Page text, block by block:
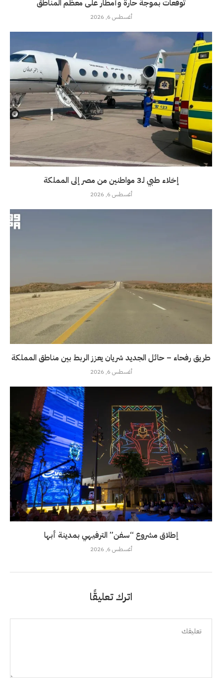
توقعات بموجة حارة وأمطار على معظم المناطق
أغسطس 6, 2026
إخلاء طبي لـ3 مواطنين من مصر إلى المملكة
أغسطس 6, 2026
طريق رفحاء – حائل الجديد شريان يعزز الربط بين مناطق المملكة
أغسطس 6, 2026
إطلاق مشروع “سفن” الترفيهي بمدينة أبها
أغسطس 6, 2026
اترك تعليقًا